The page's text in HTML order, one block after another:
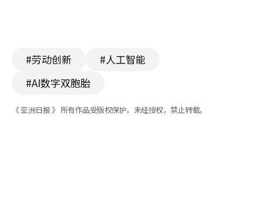
#劳动创新
#人工智能
#AI数字双胞胎
《 亚洲日报 》 所有作品受版权保护，未经授权，禁止转载。